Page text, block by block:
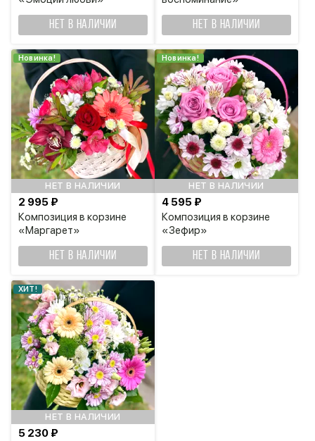
НЕТ В НАЛИЧИИ НЕТ В НАЛИЧИИ
НЕТ В НАЛИЧИИ
Новинка!
Композиция в корзине
«Маргарет»
2 995 ₽
НЕТ В НАЛИЧИИ
НЕТ В НАЛИЧИИ
Новинка!
Композиция в корзине
«Зефир»
4 595 ₽
НЕТ В НАЛИЧИИ
НЕТ В НАЛИЧИИ
ХИТ!
5 230 ₽